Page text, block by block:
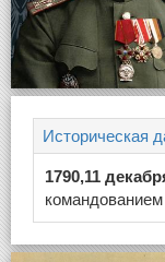
Историческая
1790,11